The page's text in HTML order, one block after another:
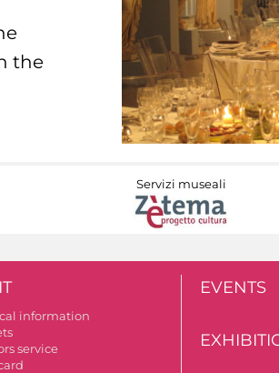
the
Servizi museali
information
service
EVENTS